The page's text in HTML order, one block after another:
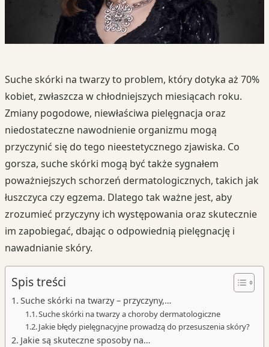
Suche skórki na twarzy to problem, który dotyka aż 70%
kobiet, zwłaszcza w chłodniejszych miesiącach roku.
Zmiany pogodowe, niewłaściwa pielęgnacja oraz
niedostateczne nawodnienie organizmu mogą
przyczynić się do tego nieestetycznego zjawiska. Co
gorsza, suche skórki mogą być także sygnałem
poważniejszych schorzeń dermatologicznych, takich jak
łuszczyca czy egzema. Dlatego tak ważne jest, aby
zrozumieć przyczyny ich występowania oraz skutecznie
im zapobiegać, dbając o odpowiednią pielęgnację i
nawadnianie skóry.
Spis treści
Suche skórki na twarzy – przyczyny,…
Suche skórki na twarzy a choroby dermatologiczne
Jakie błędy pielęgnacyjne prowadzą do przesuszenia skóry?
Jakie są skuteczne sposoby na…